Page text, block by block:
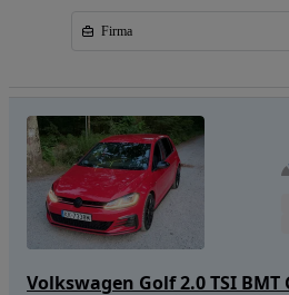
Firma